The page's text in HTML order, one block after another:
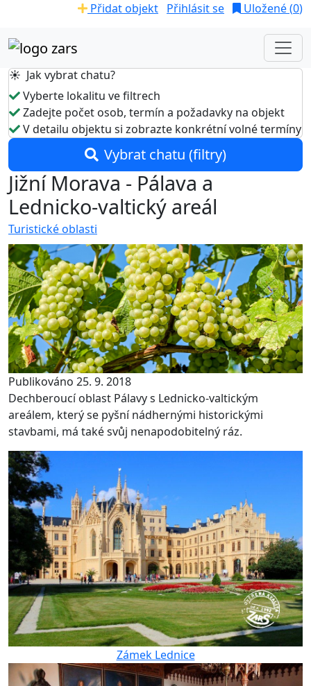
Přidat objekt Přihlásit se Uložené (0)
☀️ Jak vybrat chatu?
Vyberte lokalitu ve filtrech
Zadejte počet osob, termín a požadavky na objekt
V detailu objektu si zobrazte konkrétní volné termíny
Vybrat chatu (filtry)
Jižní Morava - Pálava a
Lednicko-valtický areál
Turistické oblasti
Publikováno 25. 9. 2018
Dechberoucí oblast Pálavy s Lednicko-valtickým
areálem, který se pyšní nádhernými historickými
stavbami, má také svůj nenapodobitelný ráz.
Zámek Lednice